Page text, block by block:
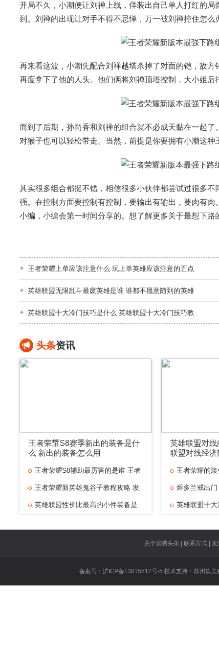
开局不久，小潮便让刘禅上线，佯装出自己单人打红的
到。刘禅的出现让对手不得不忌惮，万一被刘禅控住怎
再来看这波，小潮先配合刘禅越塔杀掉了对面的铠，敌
再度拿下了他的人头。他们俩将刘禅顶塔控制，大小姐后
而到了后期，孙尚香和刘禅的组合就不必成天黏在一起
对猴子也可以轻松带走。当然，前提是你要拥有小潮这种
其实很多组合都挺不错，相信很多小伙伴都尝试过很多
强。在控制方面要控制有控制，要输出有输出，要肉有
小编，小编会第一时间分享的。想了解更多关于最想下
王者荣耀上单应该注意什么 玩上单英雄应该注意的五点
英雄联盟无限乱斗最废英雄是谁 谁都不愿意随到的英雄
英雄联盟十大冷门技巧是什么 英雄联盟十大冷门技巧教
头条资讯
王者荣耀S8赛季新出的装备是什
么 新出的装备怎么用
王者荣耀S8辅助最厉害的是谁 王者
王者荣耀新英雄鬼谷子教程攻略 发
英雄联盟性价比最高的小件装备是
英雄联盟对
联盟对线经济
王者荣耀的
烬多兰戒出
英雄联盟十
王者荣耀技
王者荣耀遇
关于消费头条 | 联系方式 |
备案号：沪ICP备13015512号-5 技术支持： 苏州欢美